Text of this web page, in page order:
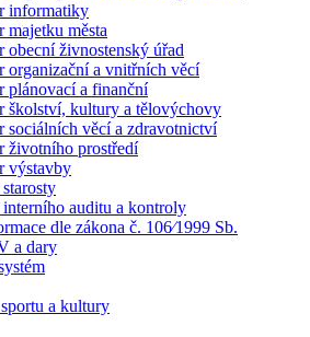
informatiky
majetku města
obecní živnostenský úřad
organizační a vnitřních věcí
plánovací a finanční
školství, kultury a tělovýchovy
sociálních věcí a zdravotnictví
životního prostředí
výstavby
auditu a kontroly
dle zákona č. 106⁄1999 Sb.
a dary
a kultury